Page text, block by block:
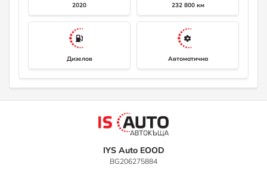
2020 232 800 км
Дизелов Автоматична
IYS Auto EOOD
BG206275884